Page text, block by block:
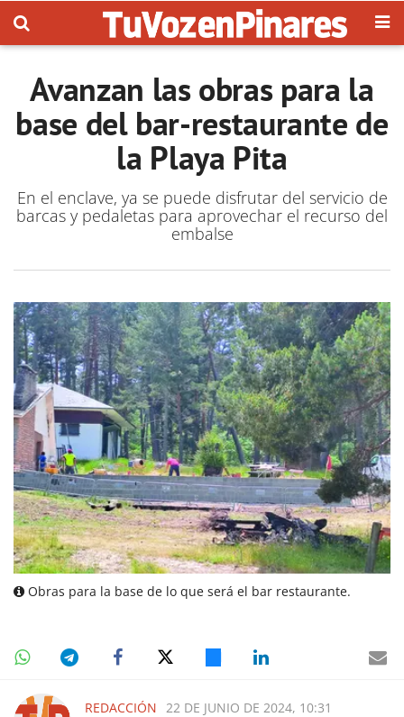
Avanzan las obras para la
base del bar-restaurante de
la Playa Pita
En el enclave, ya se puede disfrutar del servicio de
barcas y pedaletas para aprovechar el recurso del
embalse
Obras para la base de lo que será el bar restaurante.
REDACCIÓN 22 DE JUNIO DE 2024, 10:31